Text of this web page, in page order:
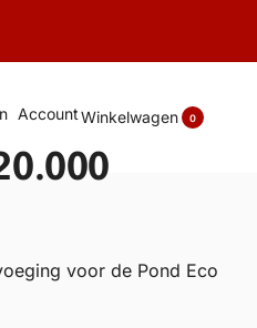
AccountWinkelwagen 0
voor de Pond Eco